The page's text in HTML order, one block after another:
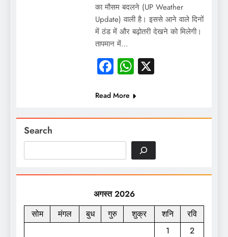
का मौसम बदलने (UP Weather
Update) वाली है। इससे आने वाले दिनों
में ठंड में और बढ़ोतरी देखने को मिलेगी।
तापमान में…
Facebook
WhatsApp
X
Read More
Search
अगस्त 2026
सोम
मंगल बुध गुरु शुक्र शनि
रवि
1
2